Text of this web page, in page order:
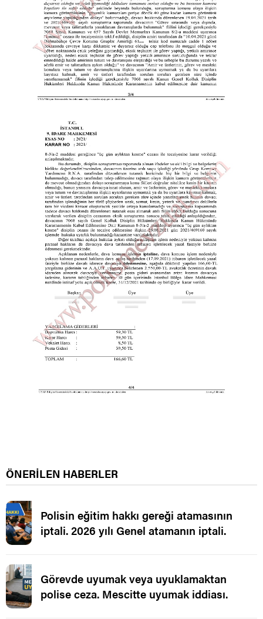
ÖNERİLEN HABERLER
Polisin eğitim hakkı gereği atamasının
iptali. 2026 yılı Genel atamanın iptali.
Görevde uyumak veya uyuklamaktan
polise ceza. Mescitte uyumak iddiası.